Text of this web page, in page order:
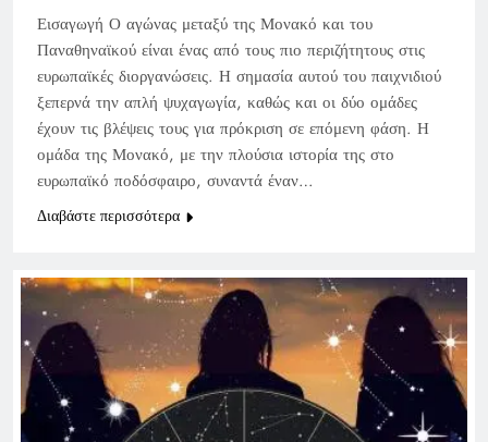
Εισαγωγή Ο αγώνας μεταξύ της Μονακό και του
Παναθηναϊκού είναι ένας από τους πιο περιζήτητους στις
ευρωπαϊκές διοργανώσεις. Η σημασία αυτού του παιχνιδιού
ξεπερνά την απλή ψυχαγωγία, καθώς και οι δύο ομάδες
έχουν τις βλέψεις τους για πρόκριση σε επόμενη φάση. Η
ομάδα της Μονακό, με την πλούσια ιστορία της στο
ευρωπαϊκό ποδόσφαιρο, συναντά έναν…
Διαβάστε περισσότερα